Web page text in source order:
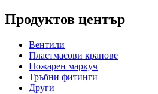
Продуктов център
Вентили
Пластмасови кранове
Пожарен маркуч
Тръбни фитинги
Други